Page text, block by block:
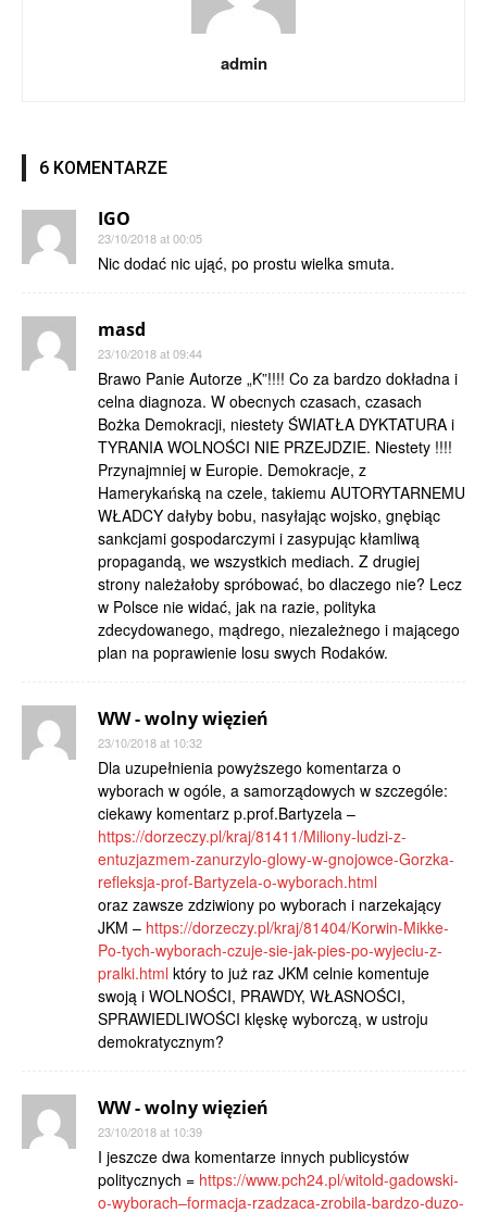
admin
6 KOMENTARZE
IGO
23/10/2018 at 00:05
Nic dodać nic ująć, po prostu wielka smuta.
masd
23/10/2018 at 09:44
Brawo Panie Autorze „K”!!!! Co za bardzo dokładna i
celna diagnoza. W obecnych czasach, czasach
Bożka Demokracji, niestety ŚWIATŁA DYKTATURA i
TYRANIA WOLNOŚCI NIE PRZEJDZIE. Niestety !!!!
Przynajmniej w Europie. Demokracje, z
Hamerykańską na czele, takiemu AUTORYTARNEMU
WŁADCY dałyby bobu, nasyłając wojsko, gnębiąc
sankcjami gospodarczymi i zasypując kłamliwą
propagandą, we wszystkich mediach. Z drugiej
strony należałoby spróbować, bo dlaczego nie? Lecz
w Polsce nie widać, jak na razie, polityka
zdecydowanego, mądrego, niezależnego i mającego
plan na poprawienie losu swych Rodaków.
WW - wolny więzień
23/10/2018 at 10:32
Dla uzupełnienia powyższego komentarza o
wyborach w ogóle, a samorządowych w szczególe:
ciekawy komentarz p.prof.Bartyzela –
https://dorzeczy.pl/kraj/81411/Miliony-ludzi-z-
entuzjazmem-zanurzylo-glowy-w-gnojowce-Gorzka-
refleksja-prof-Bartyzela-o-wyborach.html
oraz zawsze zdziwiony po wyborach i narzekający
JKM – https://dorzeczy.pl/kraj/81404/Korwin-Mikke-
Po-tych-wyborach-czuje-sie-jak-pies-po-wyjeciu-z-
pralki.html który to już raz JKM celnie komentuje
swoją i WOLNOŚCI, PRAWDY, WŁASNOŚCI,
SPRAWIEDLIWOŚCI klęskę wyborczą, w ustroju
demokratycznym?
WW - wolny więzień
23/10/2018 at 10:39
I jeszcze dwa komentarze innych publicystów
politycznych = https://www.pch24.pl/witold-gadowski-
o-wyborach–formacja-rzadzaca-zrobila-bardzo-duzo-